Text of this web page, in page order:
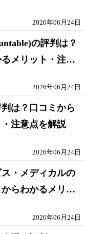
2026年06月24日
の評判は？
メリット・注意
2026年06月24日
は？口コミから
注意点を解説
2026年06月24日
・メディカルの
らわかるメリッ
2026年06月24日